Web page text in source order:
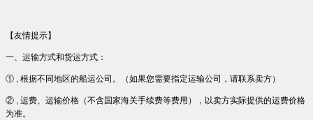
【友情提示】
一、运输方式和货运方式：
① , 根据不同地区的船运公司。（如果您需要指定运输公司，请联系卖方）
② , 运费、运输价格（不含国家海关手续费等费用），以卖方实际提供的运费价格
为准。